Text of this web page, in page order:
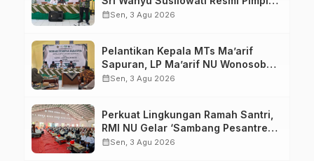
MTs Ma’arif Sapuran
calendar_monthSen, 3 Agu 2026
Pelantikan Kepala MTs Ma’arif
Sapuran, LP Ma’arif NU Wonosobo
Tekankan Lima Amanah
calendar_monthSen, 3 Agu 2026
Perkuat Lingkungan Ramah Santri,
RMI NU Gelar ‘Sambang Pesantren’
di Pati
calendar_monthSen, 3 Agu 2026